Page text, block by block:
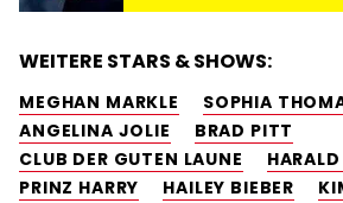
WEITERE STARS & SHOWS:
MEGHAN MARKLE
SOPHIA
ANGELINA JOLIE
BRAD PITT
CLUB DER GUTEN LAUNE
PRINZ HARRY
HAILEY BIEBER